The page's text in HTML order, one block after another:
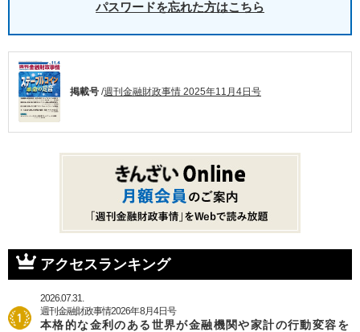
パスワードを忘れた方はこちら
掲載号 /週刊金融財政事情 2025年11月4日号
アクセスランキング
2026.07.31.
週刊金融財政事情2026年8月4日号
本格的な金利のある世界が金融機関や家計の行動変容を